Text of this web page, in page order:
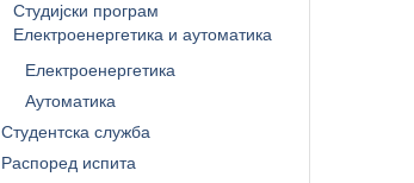
Студијски програм
Електроенергетика и аутоматика
Електроенергетика
Аутоматика
Студентска служба
Распоред испита